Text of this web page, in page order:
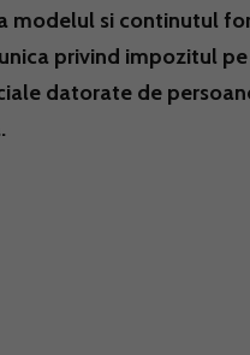
modelul si continutul
privind impozitul
datorate de